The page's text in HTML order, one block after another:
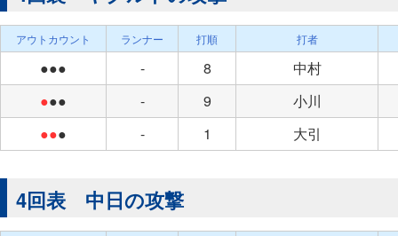
アウトカウント ランナー 打順 打者
●●● - 8
中村
●●● - 9
小川
●●● - 1 大引
4回表 中日の攻撃